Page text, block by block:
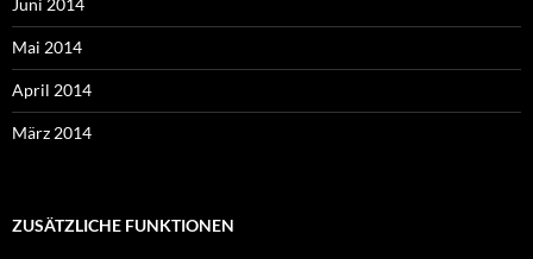
Juni 2014
Mai 2014
April 2014
März 2014
ZUSÄTZLICHE FUNKTIONEN